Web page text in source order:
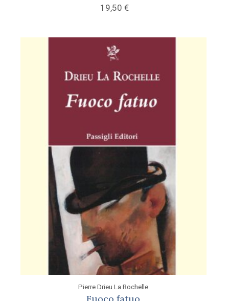
19,50 €
Pierre Drieu La Rochelle